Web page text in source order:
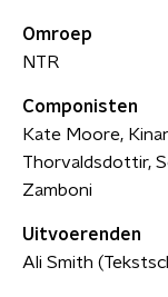
Omroep
NTR
Componisten
Kate Moore,
Thorvaldsdottir,
Zamboni
Uitvoerenden
Ali Smith